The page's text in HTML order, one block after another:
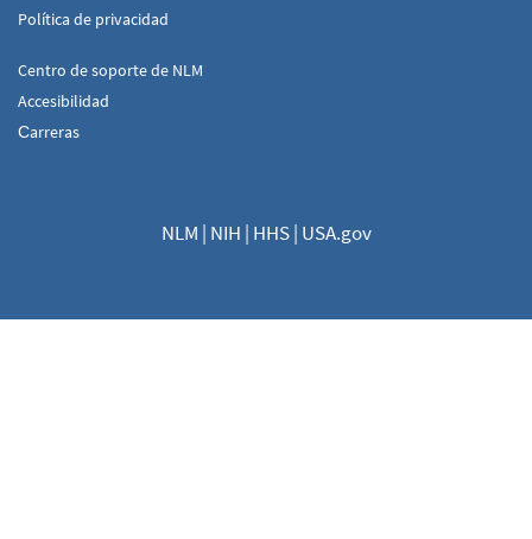
Política de privacidad
Centro de soporte de NLM
Accesibilidad
Сarreras
NLM | NIH | HHS| USA.gov